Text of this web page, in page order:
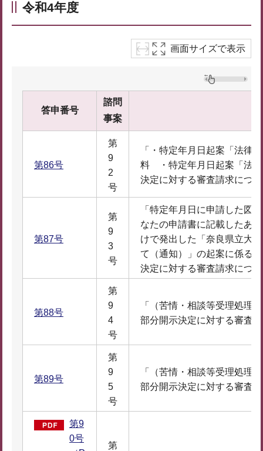
令和4年度
画面サイズで表示
答申番号
諮問
事案
第86号
第
9
2
号
「・特定年月日起案「法律
料 ・特定年月日起案「法
決定に対する審査請求につ
第87号
第
9
3
号
「特定年月日に申請した図
なたの申請書に記載したあ
けで発出した「奈良県立大
て（通知）」の起案に係る
決定に対する審査請求につ
第88号
第
9
4
号
「（苦情・相談等受理処
部分開示決定に対する審査
第89号
第
9
5
号
「（苦情・相談等受理処
部分開示決定に対する審査
第9
0号
第